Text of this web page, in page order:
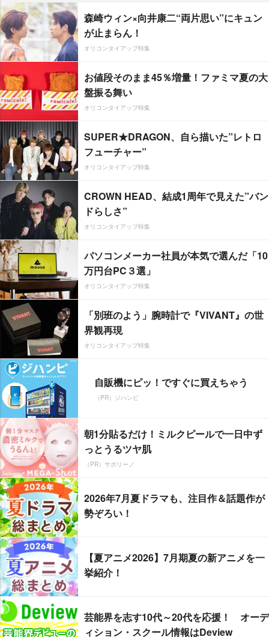
森崎ウィン×向井康二“両片思い”にキュン
が止まらん！
オリコンタイアップ特集
お値段そのまま45％増量！ファミマ夏の大
盤振る舞い
オリコンタイアップ特集
SUPER★DRAGON、自ら描いた”レトロ
フューチャー”
オリコンタイアップ特集
CROWN HEAD、結成1周年で見えた”バン
ドらしさ”
オリコンタイアップ特集
パソコンメーカー社員が本気で選んだ「10
万円台PC３選」
オリコンタイアップ特集
「別班のよう」腕時計で『VIVANT』の世
界観再現
オリコンタイアップ特集
自販機にピッ！ですぐに買えちゃう
（PR）ジハンピ
朝1分貼るだけ！ミルクピールで一日中ず
っとうるツヤ肌
（PR）サボリーノ
2026年7月夏ドラマも、注目作＆話題作が
勢ぞろい！
【夏アニメ2026】7月期夏の新アニメを一
挙紹介！
芸能界を志す10代～20代を応援！ オーデ
ィション・スクール情報はDeview